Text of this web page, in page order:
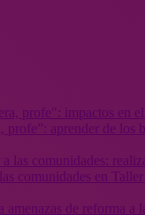
aprender de los
comunidades en